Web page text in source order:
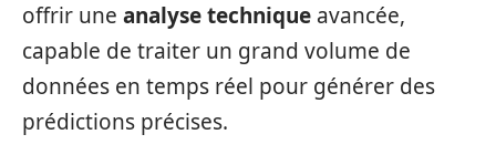
offrir une analyse technique avancée,
capable de traiter un grand volume de
données en temps réel pour générer des
prédictions précises.